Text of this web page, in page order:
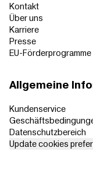
Kontakt
Über uns
Karriere
Presse
EU-Förderprogramme
Allgemeine
Kundenservice
Datenschutzbereich
Update cookies